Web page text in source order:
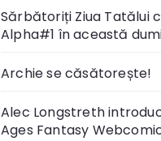
Sărbătoriți Ziua Tatălui
Alpha#1 în această
Archie se căsătorește!
Alec Longstreth
Ages Fantasy